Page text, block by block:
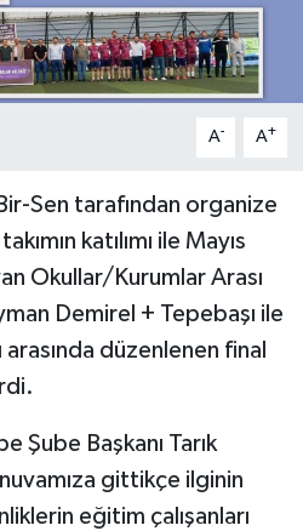
A- A+
Sen tarafından organize
katılımı ile Mayıs
Okullar/Kurumlar Arası
Demirel + Tepebaşı ile
düzenlenen final
Şube Başkanı Tarık
gittikçe ilginin
eğitim çalışanları